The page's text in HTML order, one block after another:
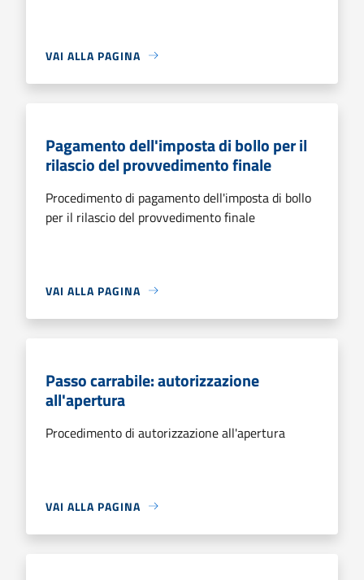
VAI ALLA PAGINA
Pagamento dell'imposta di bollo per il
rilascio del provvedimento finale
Procedimento di pagamento dell'imposta di bollo
per il rilascio del provvedimento finale
VAI ALLA PAGINA
Passo carrabile: autorizzazione
all'apertura
Procedimento di autorizzazione all'apertura
VAI ALLA PAGINA